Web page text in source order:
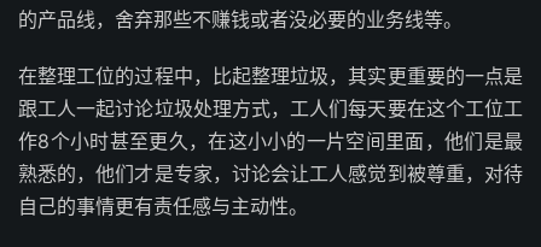
的产品线，舍弃那些不赚钱或者没必要的业务线等。
在整理工位的过程中，比起整理垃圾，其实更重要的一点是
跟工人一起讨论垃圾处理方式，工人们每天要在这个工位工
作8个小时甚至更久，在这小小的一片空间里面，他们是最
熟悉的，他们才是专家，讨论会让工人感觉到被尊重，对待
自己的事情更有责任感与主动性。